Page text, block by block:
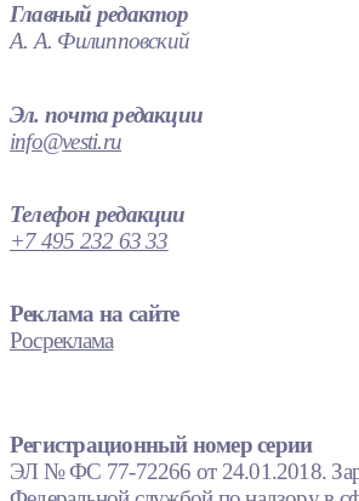
Главный редактор
А. А. Филипповский
Эл. почта редакции
info@vesti.ru
Телефон редакции
+7 495 232 63 33
Реклама на сайте
Росреклама
Регистрационный номер серии
ЭЛ № ФС 77-72266 от 24.01.2018.